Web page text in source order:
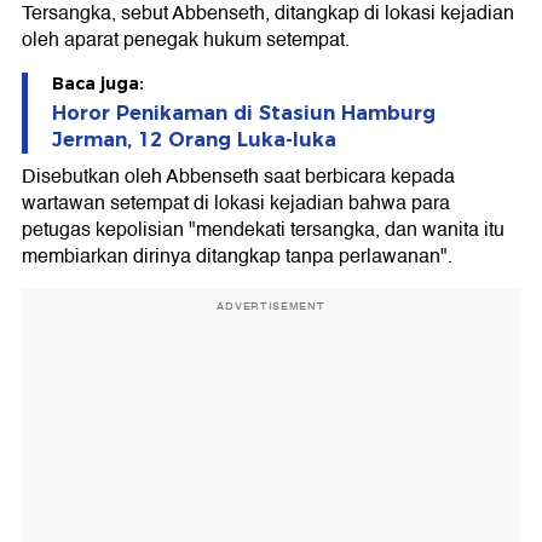
Tersangka, sebut Abbenseth, ditangkap di lokasi kejadian
oleh aparat penegak hukum setempat.
Baca juga:
Horor Penikaman di Stasiun Hamburg
Jerman, 12 Orang Luka-luka
Disebutkan oleh Abbenseth saat berbicara kepada
wartawan setempat di lokasi kejadian bahwa para
petugas kepolisian "mendekati tersangka, dan wanita itu
membiarkan dirinya ditangkap tanpa perlawanan".
ADVERTISEMENT